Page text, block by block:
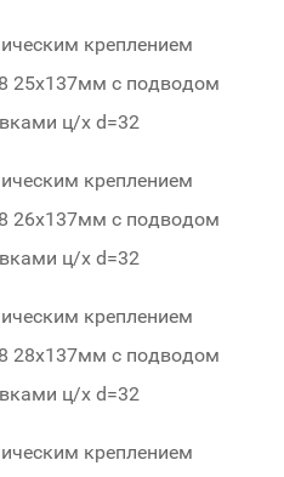
креплением
25х137мм с подводом
ц/х d=32
креплением
26х137мм с подводом
ц/х d=32
креплением
28х137мм с подводом
ц/х d=32
креплением